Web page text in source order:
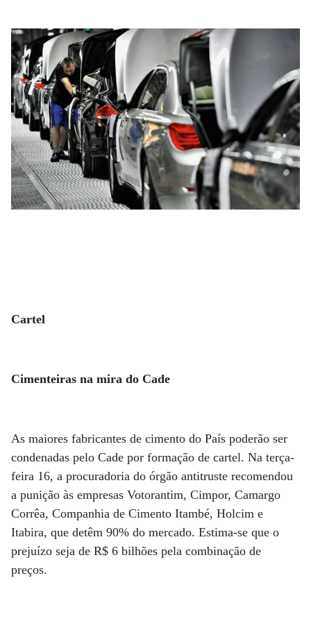
Cartel
Cimenteiras na mira do Cade
As maiores fabricantes de cimento do País poderão ser
condenadas pelo Cade por formação de cartel. Na terça-
feira 16, a procuradoria do órgão antitruste recomendou
a punição às empresas Votorantim, Cimpor, Camargo
Corrêa, Companhia de Cimento Itambé, Holcim e
Itabira, que detêm 90% do mercado. Estima-se que o
prejuízo seja de R$ 6 bilhões pela combinação de
preços.